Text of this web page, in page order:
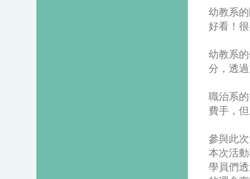
幼教系
好看！
幼教系
分，透
職治系
費手，
參與此
本次活
學員們